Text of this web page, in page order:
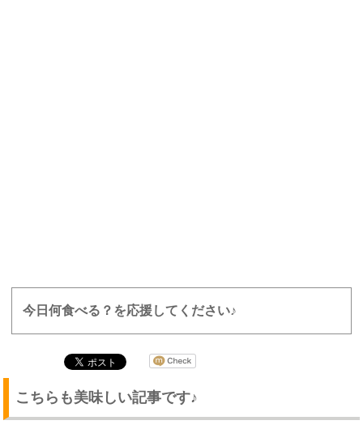
今日何食べる？を応援してください♪
こちらも美味しい記事です♪